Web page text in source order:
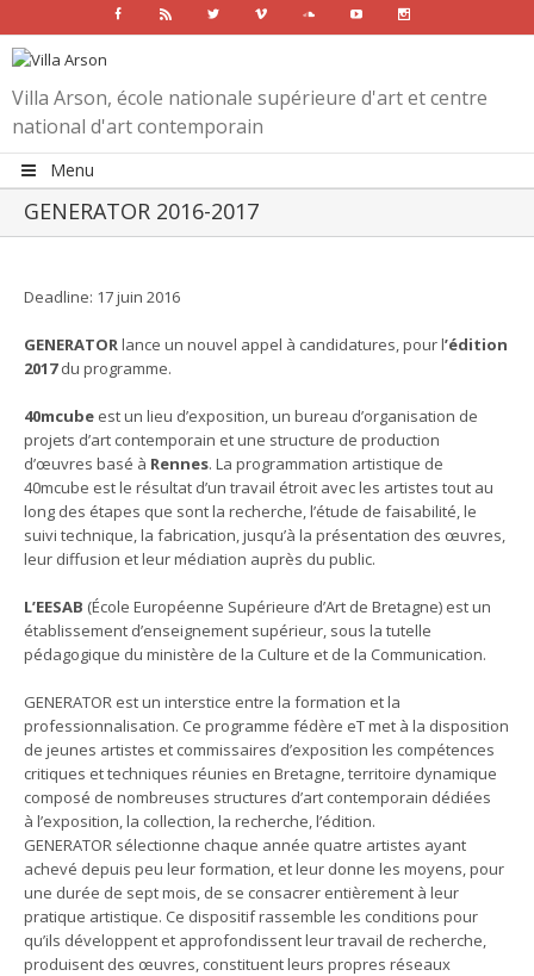
Facebook Rss Twitter Vimeo SoundcloudYoutube
Villa Arson, école nationale supérieure d'art et centre
national d'art contemporain
Menu
GENERATOR 2016-2017
Larger
Deadline: 17 juin 2016
GENERATORlance un nouvel appel à candidatures, pour l’édition
2017du programme.
40mcube est un lieu d’exposition, un bureau d’organisation de
projets d’art contemporain et une structure de production
d’œuvres basé à Rennes. La programmation artistique de
40mcube est le résultat d’un travail étroit avec les artistes tout au
long des étapes que sont la recherche, l’étude de faisabilité, le
suivi technique, la fabrication, jusqu’à la présentation des œuvres,
leur diffusion et leur médiation auprès du public.
L’EESAB (École Européenne Supérieure d’Art de Bretagne) est un
établissement d’enseignement supérieur, sous la tutelle
pédagogique du ministère de la Culture et de la Communication.
GENERATOR est un interstice entre la formation et la
professionnalisation. Ce programme fédère eT met à la disposition
de jeunes artistes et commissaires d’exposition les compétences
critiques et techniques réunies en Bretagne, territoire dynamique
composé de nombreuses structures d’art contemporain dédiées
à l’exposition, la collection, la recherche, l’édition.
GENERATOR sélectionne chaque année quatre artistes ayant
achevé depuis peu leur formation, et leur donne les moyens, pour
une durée de sept mois, de se consacrer entièrement à leur
pratique artistique. Ce dispositif rassemble les conditions pour
qu’ils développent et approfondissent leur travail de recherche,
produisent des œuvres, constituent leurs propres réseaux